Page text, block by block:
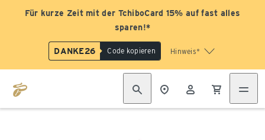
Für kurze Zeit mit der TchiboCard 15% auf fast alles
sparen!*
DANKE26 Code kopieren Hinweis*